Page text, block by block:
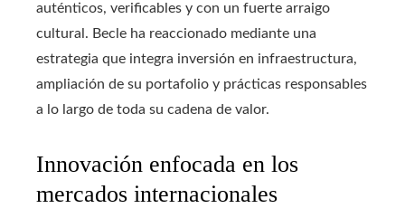
auténticos, verificables y con un fuerte arraigo
cultural. Becle ha reaccionado mediante una
estrategia que integra inversión en infraestructura,
ampliación de su portafolio y prácticas responsables
a lo largo de toda su cadena de valor.
Innovación enfocada en los
mercados internacionales